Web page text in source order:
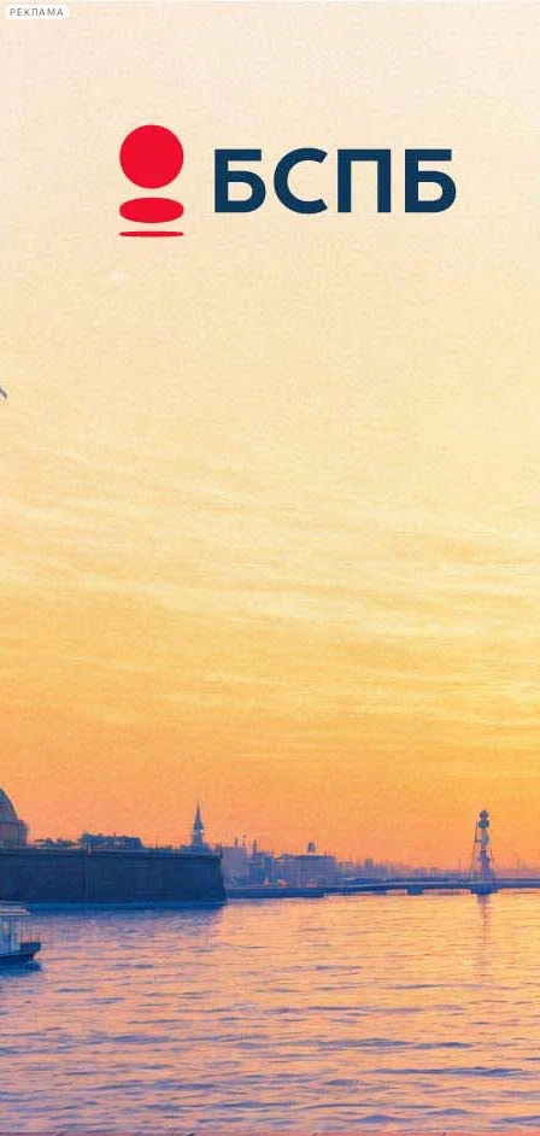
РЕКЛАМА
Сегодня:
2026.08.08
16:24
Афиша Plus
Пятое «Такси» от компании
Люка Бессона подоспеет в
начале 2018 года
Версия для печати
Компания Люка Бессона EuropaCorp анонсировала пятый
фильм знаменитой франшизы «Такси». Как сообщает издание
Deadline, выпуск картины запланирован на 31 января 2018
года.
Режиссером и сценаристом ленты станет Франк Гастамбид.
Ранее он снимал картины «Паттайя» и «Переполох на
районе», но имеет более солидную фильмографию в качестве
актера — поэтому не удивительно, что он же исполнит одну
из главных ролей. Его партнером в кадре станет Малик
Бенталхи, с которым они вместе работали над «Паттайей».
Также Бенталхи вместе с Ахмедом Хамиди будут участвовать